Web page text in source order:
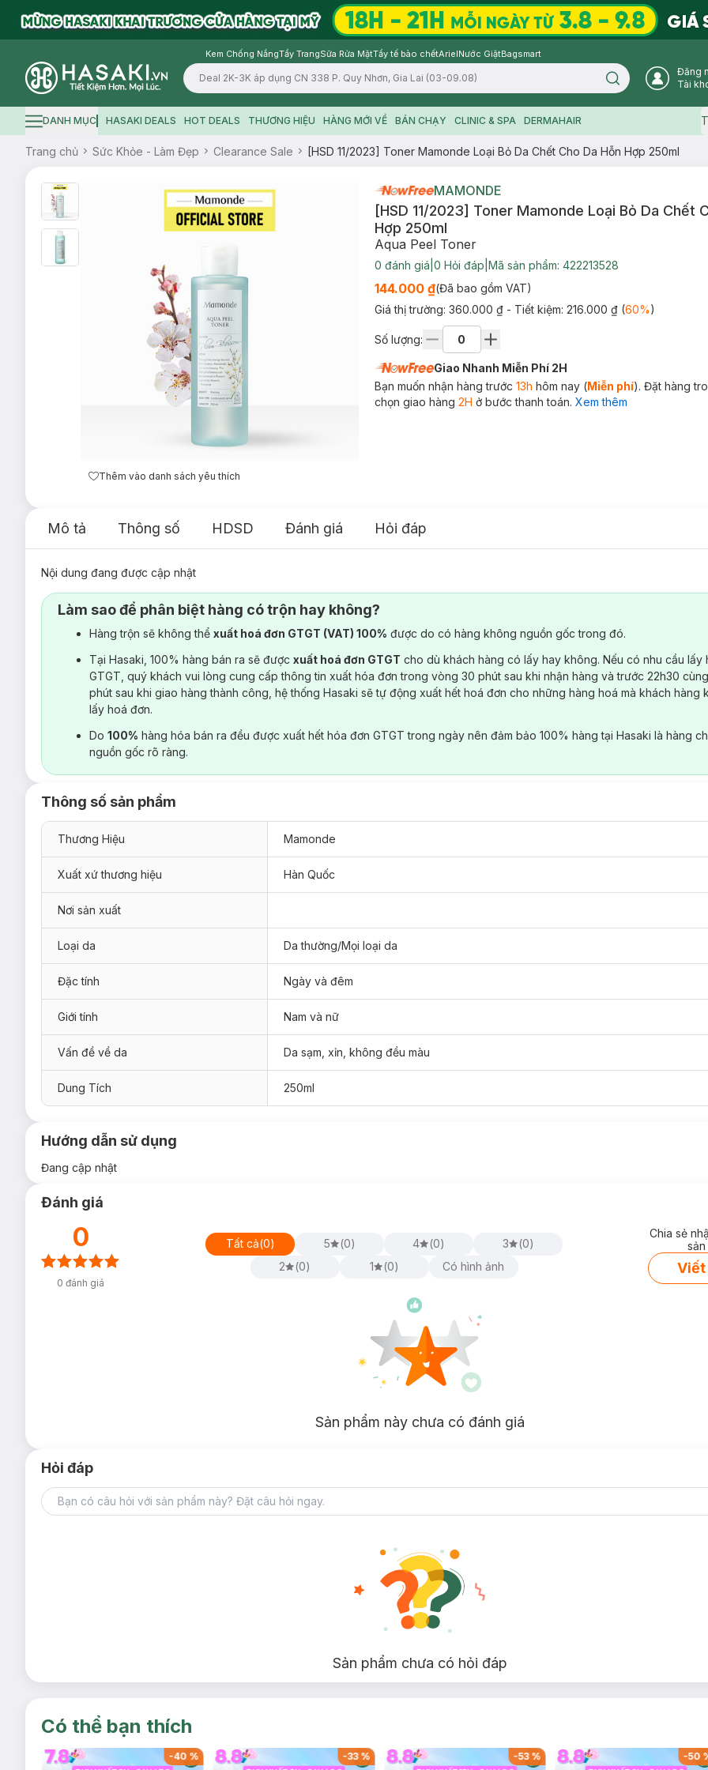
Kem Chống NắngTẩy TrangSữa Rửa MặtTẩy tế bào chếtArielNước GiặtBagsmart
Logo
Search icon
Đăng
Tài
Hamburger icon
DANH MỤC HASAKI DEALS HOT DEALS THƯƠNG HIỆU HÀNG MỚI VỀ BÁN CHẠY CLINIC & SPA DERMAHAIR
Trang chủ Sức Khỏe - Làm Đẹp Clearance Sale [HSD 11/2023] Toner Mamonde Loại Bỏ Da Chết Cho Da Hỗn Hợp 250ml
Thêm vào danh sách yêu thích
MAMONDE
[HSD 11/2023] Toner Mamonde Loại Bỏ Da Chết
Hợp 250ml
Aqua Peel Toner
0 đánh giá 0 Hỏi đáp Mã sản phẩm: 422213528
144.000 ₫(Đã bao gồm VAT)
Giá thị trường: 360.000 ₫ - Tiết kiệm: 216.000 ₫(60%)
Số lượng:
Giao Nhanh Miễn Phí 2H
Bạn muốn nhận hàng trước 13h hôm nay (Miễn phí). Đặt hàng
chọn giao hàng 2H ở bước thanh toán. Xem thêm
Mô tả Thông số HDSD Đánh giá Hỏi đáp
Nội dung đang được cập nhật
Làm sao để phân biệt hàng có trộn hay không?
Hàng trộn sẽ không thể xuất hoá đơn GTGT (VAT) 100% được do có hàng không nguồn gốc trong đó.
Tại Hasaki, 100% hàng bán ra sẽ được xuất hoá đơn GTGT cho dù khách hàng có lấy hay không. Nếu có nhu cầu lấy
GTGT, quý khách vui lòng cung cấp thông tin xuất hóa đơn trong vòng 30 phút sau khi nhận hàng và trước 22h30
phút sau khi giao hàng thành công, hệ thống Hasaki sẽ tự động xuất hết hoá đơn cho những hàng hoá mà khách hàng
lấy hoá đơn.
Do 100% hàng hóa bán ra đều được xuất hết hóa đơn GTGT trong ngày nên đảm bảo 100% hàng tại Hasaki là hàng
nguồn gốc rõ ràng.
Thông số sản phẩm
Thương Hiệu Mamonde
Xuất xứ thương hiệu Hàn Quốc
Nơi sản xuất
Loại da Da thường/Mọi loại da
Đặc tính Ngày và đêm
Giới tính Nam và nữ
Vấn đề về da Da sạm, xỉn, không đều màu
Dung Tích 250ml
Hướng dẫn sử dụng
Đang cập nhật
Đánh giá
0
0 đánh giá
Tất cả(0) 5 (0) 4 (0) 3 (0)
2
(0) 1 (0) Có hình ảnh
Chia sẻ
Viết
Sản phẩm này chưa có đánh giá
Hỏi đáp
Sản phẩm chưa có hỏi đáp
Có thể bạn thích
-33% -53% -50% -59